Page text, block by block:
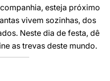
esteja próximo
vivem sozinhas, dos
Neste dia de festa, dê
as trevas deste mundo.